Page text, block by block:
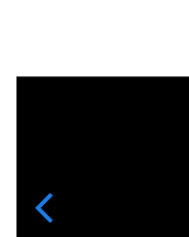
Previous